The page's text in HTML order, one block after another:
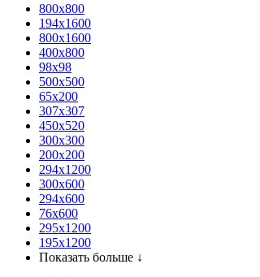
800x800
194x1600
800x1600
400х800
98x98
500x500
65x200
307x307
450x520
300x300
200x200
294x1200
300x600
294x600
76х600
295х1200
195х1200
Показать больше ↓